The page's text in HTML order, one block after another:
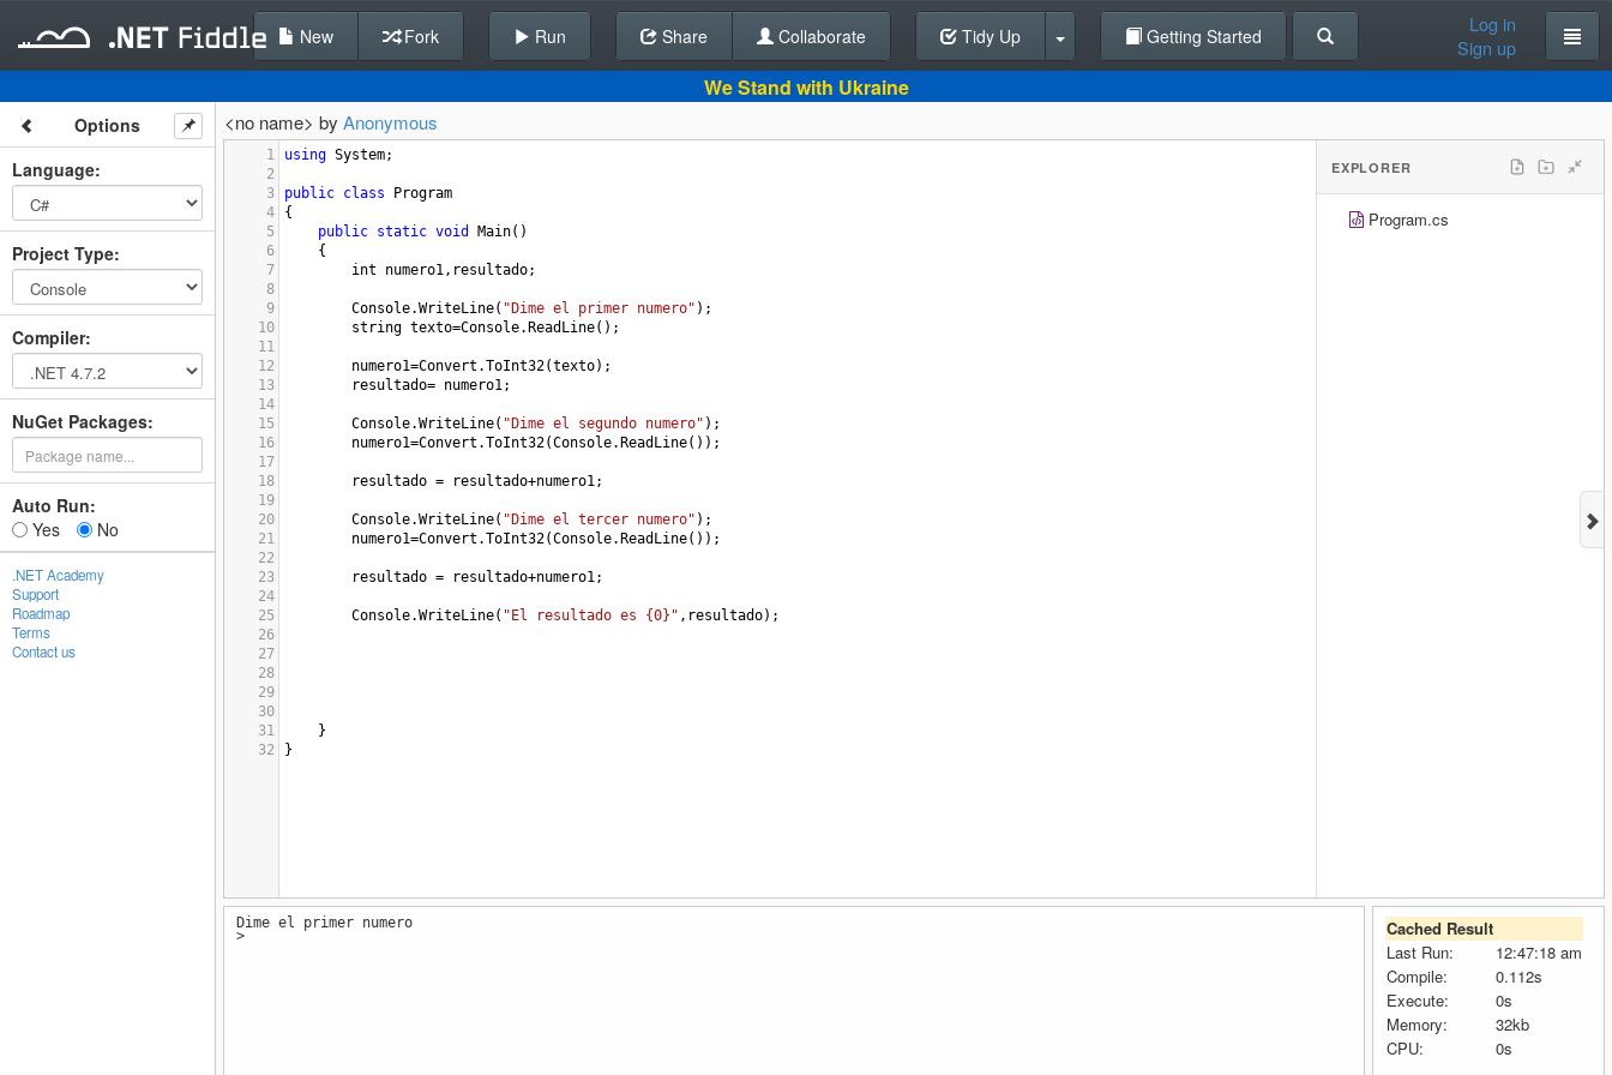
Back To Editor
New Fork Run Share Collaborate Tidy Up Getting Started
Log in
Sign up
We Stand with Ukraine
Options
Language:
Project Type:
Compiler:
NuGet Packages:
Auto Run:
Yes
No
.NET Academy
Support
Roadmap
Terms
Contact us
<no name> by Anonymous
1 using System;
2
3
public class
Program
4
{
5
public static void Main()
6
{
7
int numero1, resultado;
8
9
Console.WriteLine( "Dime el primer numero" );
10
string texto=Console. ReadLine();
11
12
numero1=Convert .ToInt32(texto);
13
resultado= numero1;
14
15
Console.WriteLine( "Dime el segundo numero" );
16
numero1=Convert .ToInt32(Console. ReadLine());
17
18
resultado = resultado+numero1;
19
20
Console.WriteLine( "Dime el tercer numero" );
21
numero1=Convert .ToInt32(Console. ReadLine());
22
23
resultado = resultado+numero1;
24
25
Console.WriteLine( "El resultado es {0}" , resultado);
26
27
28
29
30
31
}
32
}
EXPLORER
Program.cs
Dime el primer numero
>
Cached Result
Last Run:
12:47:18 am
Compile:
0.112s
Execute:
0s
Memory:
32kb
CPU:
0s